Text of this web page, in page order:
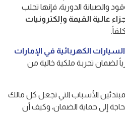
والصيانة الدورية، فإنها تجلب
عالية القيمة وإلكترونيات
الكهربائية في الإمارات
لضمان تجربة ملكية خالية من
الأسباب التي تجعل كل مالك
إلى حماية الضمان، وكيف أن